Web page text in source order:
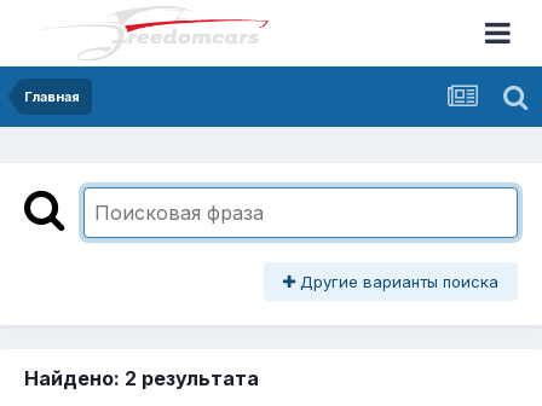
Главная
Другие варианты поиска
Найдено: 2 результата